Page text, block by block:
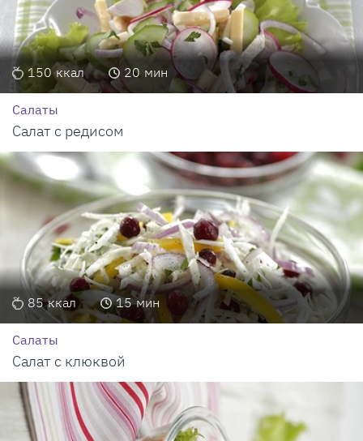
150 ккал 20 мин
Салаты
Салат с редисом
85 ккал 15 мин
Салаты
Салат с клюквой